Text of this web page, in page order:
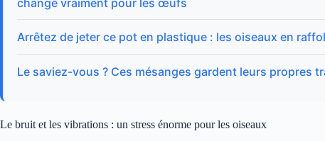
change vraiment pour les œufs
Arrêtez de jeter ce pot en plastique : les oiseaux en
Le saviez-vous ? Ces mésanges gardent leurs propres
Le bruit et les vibrations : un stress énorme pour les oiseaux